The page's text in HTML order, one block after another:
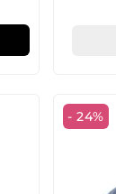
- 24%